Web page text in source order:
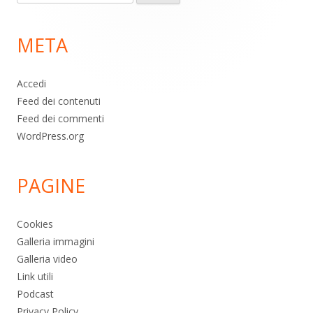
pagina
per:
META
Accedi
Feed dei contenuti
Feed dei commenti
WordPress.org
PAGINE
Cookies
Galleria immagini
Galleria video
Link utili
Podcast